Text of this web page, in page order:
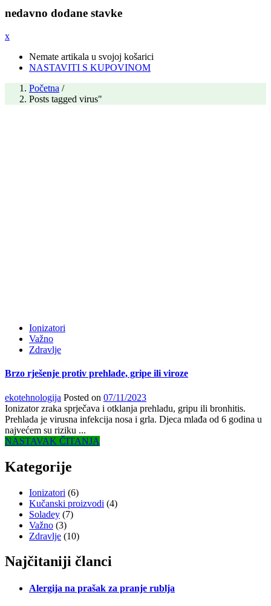
nedavno dodane stavke
x
Nemate artikala u svojoj košarici
NASTAVITI S KUPOVINOM
Početna /
Posts tagged virus"
Ionizatori
Važno
Zdravlje
Brzo rješenje protiv prehlade, gripe ili viroze
ekotehnologija Posted on 07/11/2023
Ionizator zraka sprječava i otklanja prehladu, gripu ili bronhitis.
Prehlada je virusna infekcija nosa i grla. Djeca mlađa od 6 godina u
najvećem su riziku ...
NASTAVAK ČITANJA
Kategorije
Ionizatori (6)
Kučanski proizvodi (4)
Soladey (7)
Važno (3)
Zdravlje (10)
Najčitaniji članci
Alergija na prašak za pranje rublja